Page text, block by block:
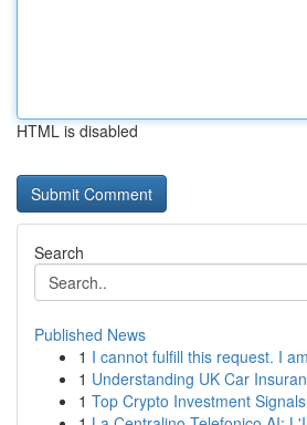
HTML is disabled
Search
Published News
1 I cannot fulfill this request. I
1 Understanding UK Car
1 Top Crypto Investment